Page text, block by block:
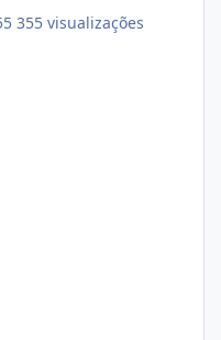
355 visualizações